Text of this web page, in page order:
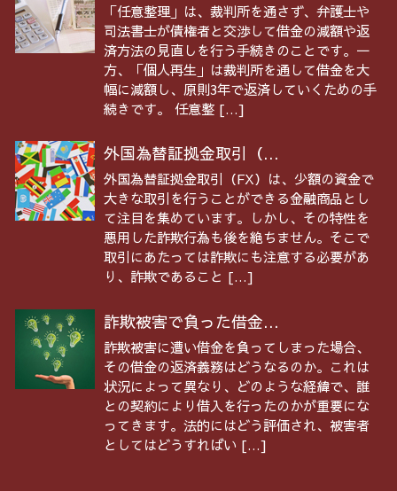
「任意整理」は、裁判所を通さず、弁護士や
司法書士が債権者と交渉して借金の減額や返
済方法の見直しを行う手続きのことです。一
方、「個人再生」は裁判所を通して借金を大
幅に減額し、原則3年で返済していくための手
続きです。 任意整 […]
外国為替証拠金取引（...
外国為替証拠金取引（FX）は、少額の資金で
大きな取引を行うことができる金融商品とし
て注目を集めています。しかし、その特性を
悪用した詐欺行為も後を絶ちません。そこで
取引にあたっては詐欺にも注意する必要があ
り、詐欺であること […]
詐欺被害で負った借金...
詐欺被害に遭い借金を負ってしまった場合、
その借金の返済義務はどうなるのか。これは
状況によって異なり、どのような経緯で、誰
との契約により借入を行ったのかが重要にな
ってきます。法的にはどう評価され、被害者
としてはどうすればい […]